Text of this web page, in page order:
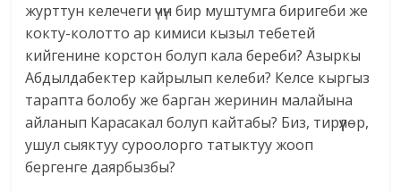
журттун келечеги үчүн бир муштумга биригеби же
кокту-колотто ар кимиси кызыл тебетей
кийгенине корстон болуп кала береби? Азыркы
Абдылдабектер кайрылып келеби? Келсе кыргыз
тарапта болобу же барган жеринин малайына
айланып Карасакал болуп кайтабы? Биз, тирүүлөр,
ушул сыяктуу суроолорго татыктуу жооп
бергенге даярбызбы?